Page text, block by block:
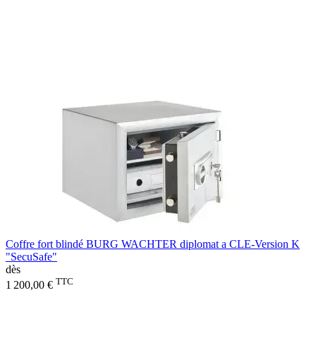
Coffre fort blindé BURG WACHTER diplomat a CLE-Version K
"SecuSafe"
dès
1 200,00 € TTC